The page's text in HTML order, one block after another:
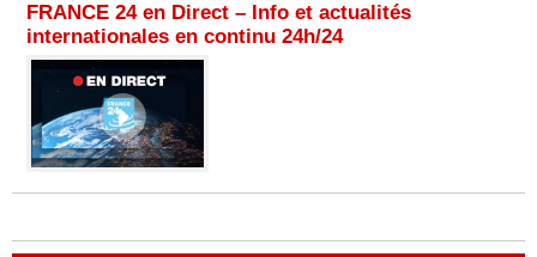
FRANCE 24 en Direct – Info et actualités
internationales en continu 24h/24